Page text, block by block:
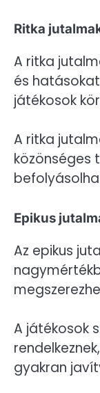
Ritka
A ritka
és
játékosok
A ritka
közönséges
Epikus
Az epikus
A játékosok
gyakran